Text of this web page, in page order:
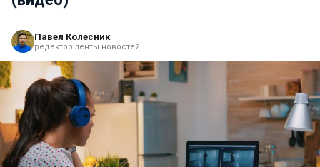
Павел Колесник
редактор ленты новостей